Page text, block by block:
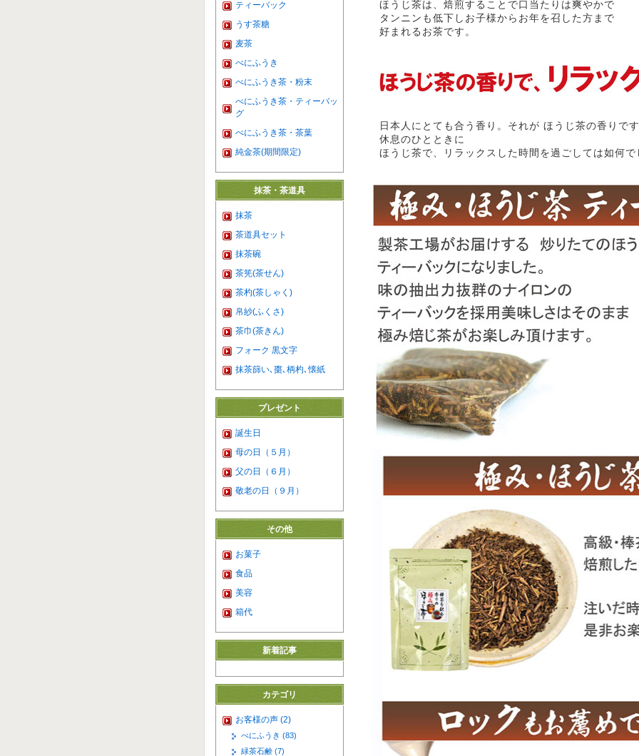
ほうじ茶は、焙煎することで口当たりは爽やかで
タンニンも低下しお子様からお年を召した方まで
好まれるお茶です。
日本人にとても合う香り。それが ほうじ茶の香りで
休息のひとときに
ほうじ茶で、リラックスした時間を過ごしては如何で
ティーバック
うす茶糖
麦茶
べにふうき
べにふうき茶・粉末
べにふうき茶・ティーバッ
グ
べにふうき茶・茶葉
純金茶(期間限定)
抹茶・茶道具
抹茶
茶道具セット
抹茶碗
茶筅(茶せん)
茶杓(茶しゃく)
帛紗(ふくさ)
茶巾(茶きん)
フォーク 黒文字
抹茶篩い､棗､柄杓､懐紙
プレゼント
誕生日
母の日（５月）
父の日（６月）
敬老の日（９月）
その他
お菓子
食品
美容
箱代
新着記事
カテゴリ
お客様の声 (2)
べにふうき (83)
緑茶石鹸 (7)